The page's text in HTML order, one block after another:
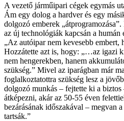
A vezető járműipari cégek egymás
Ám egy dolog a hardver és egy
dolgozó emberek
az új technológiák kapcsán a humán
„Az autóipar nem kevesebb
Hozzátette azt is, hogy: „…az igazi
nem hengerekben, hanem
szükség.” Mivel az iparágban már
foglalkoztatottra szükség lesz a
dolgozó munkás – fejtette ki a
átképezni, akár az 50-55 éven
bezárásának időszakával – megvan
tartsák.”